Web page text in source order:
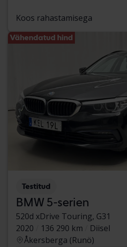
Koos rahastamisega
Vähendatud hind
Testitud
BMW 5-serien
520d xDrive Touring, G31
2020
136 290 km
Diisel
Åkersberga (Runö)